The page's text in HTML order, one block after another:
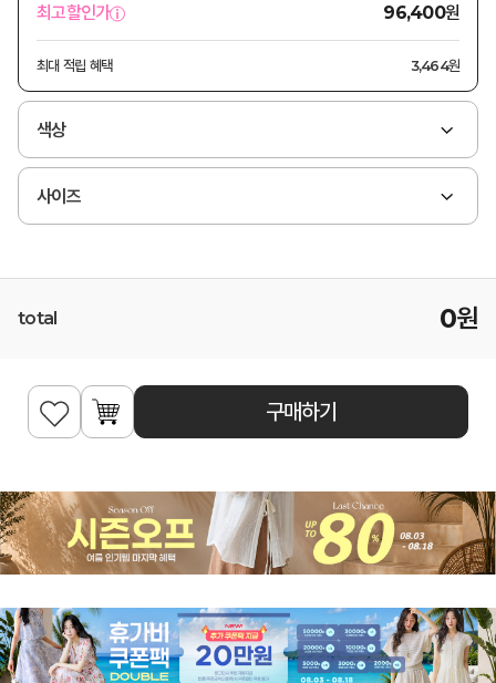
최고할인가 96,400원
최대 적립 혜택 3,464원
색상
사이즈
total 0원
구매하기